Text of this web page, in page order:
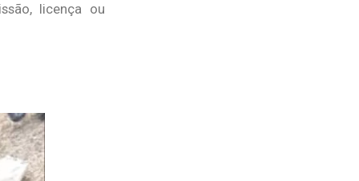
licença ou